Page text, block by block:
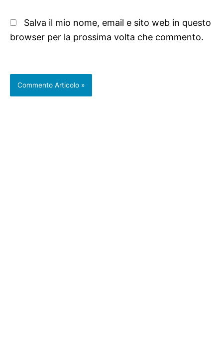
Salva il mio nome, email e sito web in questo
browser per la prossima volta che commento.